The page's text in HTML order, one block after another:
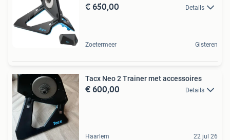
€ 650,00 Details
Zoetermeer Gisteren
Tacx Neo 2 Trainer met accessoires
€ 600,00 Details
Haarlem 22 jul 26